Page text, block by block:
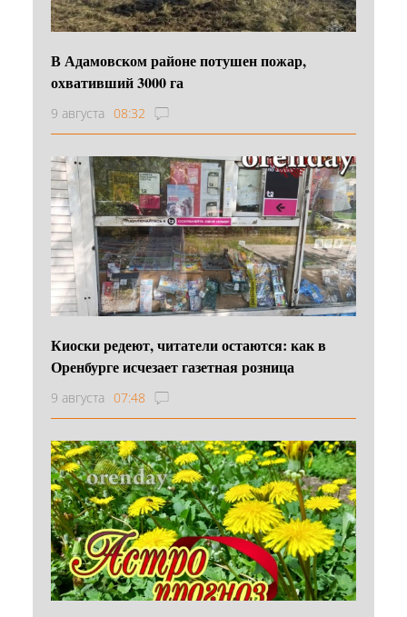
В Адамовском районе потушен пожар,
охвативший 3000 га
9 августа 08:32
Киоски редеют, читатели остаются: как в
Оренбурге исчезает газетная розница
9 августа 07:48